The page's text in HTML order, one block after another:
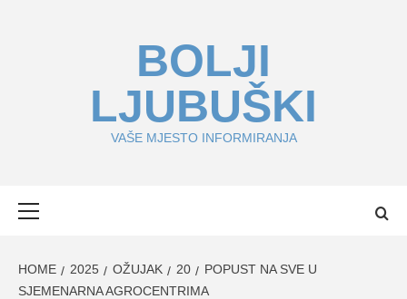
BOLJI
LJUBUŠKI
VAŠE MJESTO INFORMIRANJA
HOME 2025 OŽUJAK 20
POPUST NA SVE U
SJEMENARNA AGROCENTRIMA